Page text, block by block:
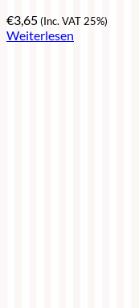
€3,65(Inc. VAT 25%)
Weiterlesen